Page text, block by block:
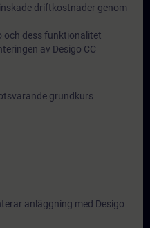
driftkostnader genom
och dess funktionalitet
av Desigo CC
grundkurs
anläggning med Desigo